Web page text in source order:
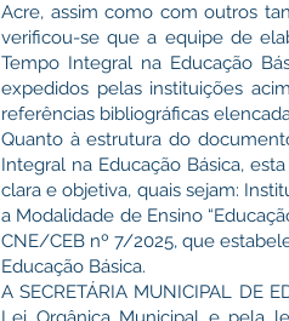
Acre, assim como com outros
verificou-se que a equipe de
Tempo Integral na Educação
expedidos pelas instituições
referências bibliográficas
Quanto à estrutura do
Integral na Educação Básica,
clara e objetiva, quais sejam:
a Modalidade de Ensino
CNE/CEB nº 7/2025, que
Educação Básica.
A SECRETÁRIA MUNICIPAL DE